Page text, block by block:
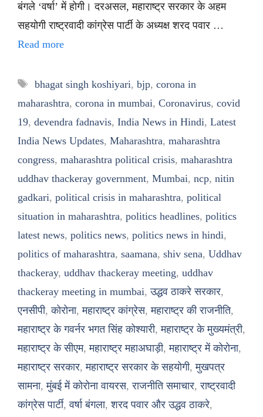
बंगले ‘वर्षा’ में होगी। दरअसल, महाराष्ट्र सरकार के अहम
सहयोगी राष्ट्रवादी कांग्रेस पार्टी के अध्यक्ष शरद पवार …
Read more
Tags
bhagat singh koshiyari, bjp, corona in
maharashtra, corona in mumbai, Coronavirus, covid
19, devendra fadnavis, India News in Hindi, Latest
India News Updates, Maharashtra, maharashtra
congress, maharashtra political crisis, maharashtra
uddhav thackeray government, Mumbai, ncp, nitin
gadkari, political crisis in maharashtra, political
situation in maharashtra, politics headlines, politics
latest news, politics news, politics news in hindi,
politics of maharashtra, saamana, shiv sena, Uddhav
thackeray, uddhav thackeray meeting, uddhav
thackeray meeting in mumbai,उद्धव ठाकरे सरकार,
एनसीपी,कोरोना,महाराष्ट्र कांग्रेस,महाराष्ट्र की राजनीति,
महाराष्ट्र के गवर्नर भगत सिंह कोश्यारी,महाराष्ट्र के मुख्यमंत्री,
महाराष्ट्र के सीएम,महाराष्ट्र महाअघाड़ी,महाराष्ट्र में कोरोना,
महाराष्ट्र सरकार,महाराष्ट्र सरकार के सहयोगी,मुखपत्र
सामना,मुंबई में कोरोना वायरस,राजनीति समाचार,राष्ट्रवादी
कांग्रेस पार्टी,वर्षा बंगला,शरद पवार और उद्धव ठाकरे,